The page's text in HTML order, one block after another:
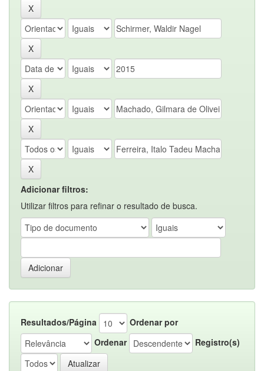
Adicionar filtros:
Utilizar filtros para refinar o resultado de busca.
Resultados/Página
Ordenar por
Ordenar
Registro(s)